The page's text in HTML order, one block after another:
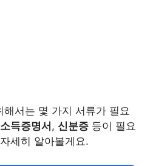
서는 몇 가지 서류가 필요
소득증명서 , 신분증 등이 필요
세히 알아볼게요.